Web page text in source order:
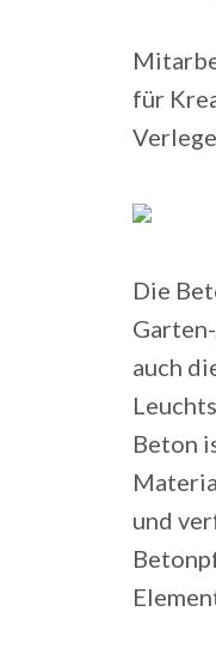
für
Die
auch
Beton
und